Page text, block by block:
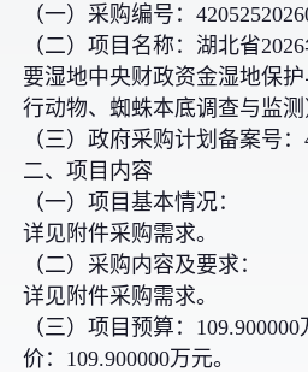
（一）采购编号：
（二）项目名称：湖北省
要湿地中央财政资金湿地保
行动物、蜘蛛本底调查与监测
（三）政府采购计划备案号：
二、项目内容
（一）项目基本情况：
详见附件采购需求。
（二）采购内容及要求：
详见附件采购需求。
（三）项目预算：
价：109.900000万元。